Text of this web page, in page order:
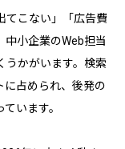
てこない」「広告費
中小企業のWeb担当
うかがいます。検索
に占められ、後発の
います。